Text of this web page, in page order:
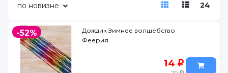
по новизне 24
-52%
Дождик Зимнее волшебство
Феерия
14